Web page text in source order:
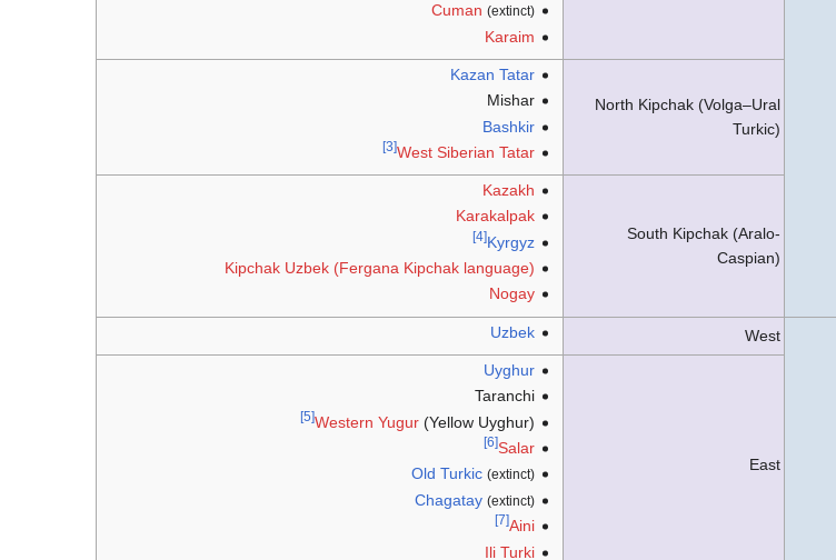
Cuman (extinct)
Karaim
North Kipchak (Volga–Ural
Turkic)
Kazan Tatar
Mishar
Bashkir
West Siberian Tatar
[3]
South Kipchak (Aralo-
Caspian)
Kazakh
Karakalpak
Kyrgyz
[4]
Kipchak Uzbek (Fergana Kipchak language)
Nogay
West
Uzbek
East
Uyghur
Taranchi
Western Yugur(Yellow Uyghur)
[5]
Salar
[6]
Old Turkic (extinct)
Chagatay (extinct)
Aini
[7]
Ili Turki